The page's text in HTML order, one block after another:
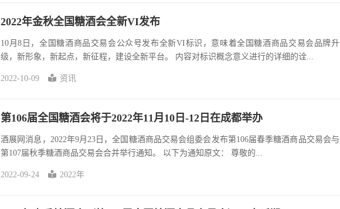
2022年金秋全国糖酒会全新VI发布
10月8日，全国糖酒商品交易会公众号发布全新VI标识，意味着全国糖酒商品交易会品牌升
级，新形象，新起点，新征程，建设全新平台。 内容对标识概念意义进行的详细的诠...
2022-10-09 资讯
第106届全国糖酒会将于2022年11月10日-12日在成都举办
酒展网消息，2022年9月23日，全国糖酒商品交易会组委会发布第106届春季糖酒商品交易会与
第107届秋季糖酒商品交易会合并举行通知。 以下为通知原文： 尊敬的...
2022-09-24 2022年